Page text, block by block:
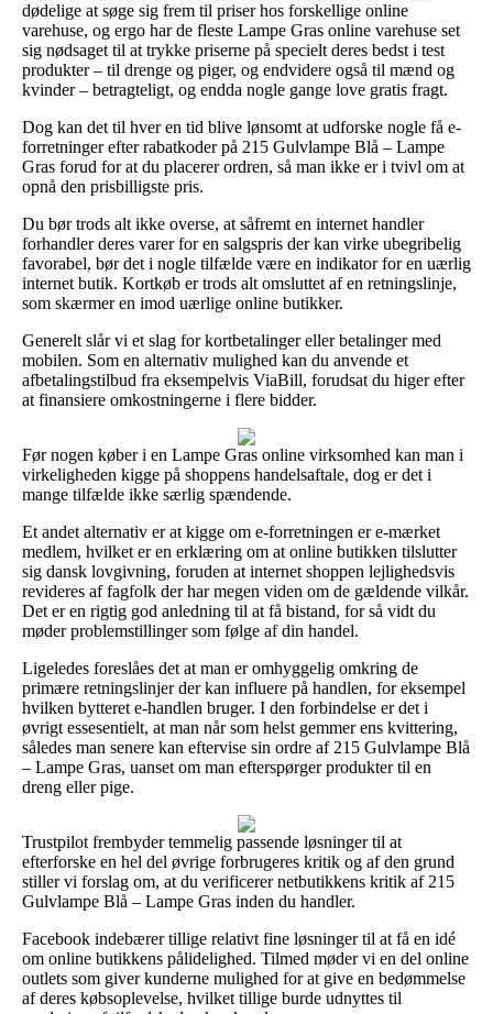
dødelige at søge sig frem til priser hos forskellige online
varehuse, og ergo har de fleste Lampe Gras online varehuse set
sig nødsaget til at trykke priserne på specielt deres bedst i test
produkter – til drenge og piger, og endvidere også til mænd og
kvinder – betragteligt, og endda nogle gange love gratis fragt.
Dog kan det til hver en tid blive lønsomt at udforske nogle få e-
forretninger efter rabatkoder på 215 Gulvlampe Blå – Lampe
Gras forud for at du placerer ordren, så man ikke er i tvivl om at
opnå den prisbilligste pris.
Du bør trods alt ikke overse, at såfremt en internet handler
forhandler deres varer for en salgspris der kan virke ubegribelig
favorabel, bør det i nogle tilfælde være en indikator for en uærlig
internet butik. Kortkøb er trods alt omsluttet af en retningslinje,
som skærmer en imod uærlige online butikker.
Generelt slår vi et slag for kortbetalinger eller betalinger med
mobilen. Som en alternativ mulighed kan du anvende et
afbetalingstilbud fra eksempelvis ViaBill, forudsat du higer efter
at finansiere omkostningerne i flere bidder.
Før nogen køber i en Lampe Gras online virksomhed kan man i
virkeligheden kigge på shoppens handelsaftale, dog er det i
mange tilfælde ikke særlig spændende.
Et andet alternativ er at kigge om e-forretningen er e-mærket
medlem, hvilket er en erklæring om at online butikken tilslutter
sig dansk lovgivning, foruden at internet shoppen lejlighedsvis
revideres af fagfolk der har megen viden om de gældende vilkår.
Det er en rigtig god anledning til at få bistand, for så vidt du
møder problemstillinger som følge af din handel.
Ligeledes foreslåes det at man er omhyggelig omkring de
primære retningslinjer der kan influere på handlen, for eksempel
hvilken bytteret e-handlen bruger. I den forbindelse er det i
øvrigt essesentielt, at man når som helst gemmer ens kvittering,
således man senere kan eftervise sin ordre af 215 Gulvlampe Blå
– Lampe Gras, uanset om man efterspørger produkter til en
dreng eller pige.
Trustpilot frembyder temmelig passende løsninger til at
efterforske en hel del øvrige forbrugeres kritik og af den grund
stiller vi forslag om, at du verificerer netbutikkens kritik af 215
Gulvlampe Blå – Lampe Gras inden du handler.
Facebook indebærer tillige relativt fine løsninger til at få en idé
om online butikkens pålidelighed. Tilmed møder vi en del online
outlets som giver kunderne mulighed for at give en bedømmelse
af deres købsoplevelse, hvilket tillige burde udnyttes til